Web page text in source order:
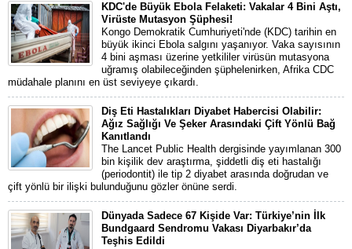
KDC'de Büyük Ebola Felaketi: Vakalar 4 Bini Aştı,
Virüste Mutasyon Şüphesi!
Kongo Demokratik Cumhuriyeti'nde (KDC) tarihin en
büyük ikinci Ebola salgını yaşanıyor. Vaka sayısının
4 bini aşması üzerine yetkililer virüsün mutasyona
uğramış olabileceğinden şüphelenirken, Afrika CDC
müdahale planını en üst seviyeye çıkardı.
Diş Eti Hastalıkları Diyabet Habercisi Olabilir:
Ağız Sağlığı Ve Şeker Arasındaki Çift Yönlü Bağ
Kanıtlandı
The Lancet Public Health dergisinde yayımlanan 300
bin kişilik dev araştırma, şiddetli diş eti hastalığı
(periodontit) ile tip 2 diyabet arasında doğrudan ve
çift yönlü bir ilişki bulunduğunu gözler önüne serdi.
Dünyada Sadece 67 Kişide Var: Türkiye’nin İlk
Bundgaard Sendromu Vakası Diyarbakır’da
Teşhis Edildi